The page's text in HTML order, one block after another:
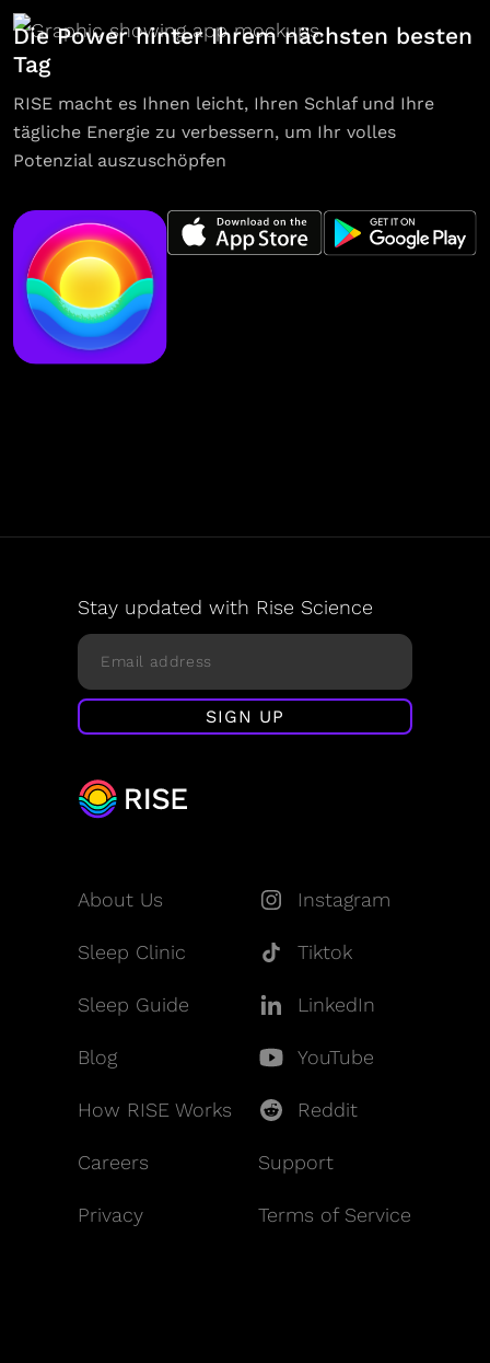
Die Power hinter Ihrem nächsten besten
Tag
RISE macht es Ihnen leicht, Ihren Schlaf und Ihre
tägliche Energie zu verbessern, um Ihr volles
Potenzial auszuschöpfen
Stay updated with Rise Science
About Us
Sleep Clinic
Sleep Guide
Blog
How RISE Works
Careers
Privacy
Instagram
Tiktok
LinkedIn
YouTube
Reddit
Support
Terms of Service